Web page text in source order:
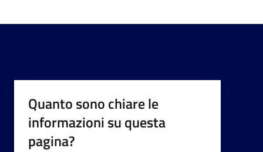
Quanto sono chiare le
informazioni su questa
pagina?